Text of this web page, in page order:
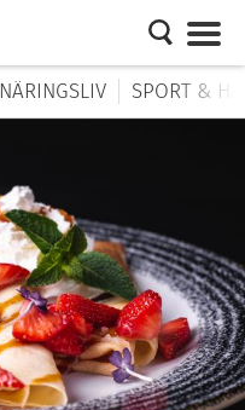
NÄRINGSLIV SPORT &